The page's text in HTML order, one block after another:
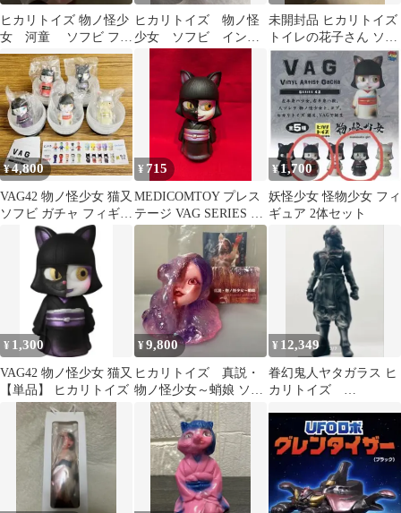
ヒカリトイズ 物ノ怪少
女 河童 ソフビ フィ
ギュア sofvi
ヒカリトイズ 物ノ怪
少女 ソフビ インデ
未開封品 ヒカリトイズ
トイレの花子さん ソフ
ビ スーフェス お化け
¥4,800
VAG42 物ノ怪少女 猫又
ソフビ ガチャ フィギュ
ア 全5種セット
¥ 715
MEDICOMTOY プレス
テージ VAG SERIES 42
ヒカリトイズ 物ノ怪少
女 猫又 着物黒
¥ 1,700
妖怪少女 怪物少女 フィ
ギュア 2体セット
¥ 1,300
VAG42 物ノ怪少女 猫又
【単品】 ヒカリトイズ
¥9,800
ヒカリトイズ 真説・
物ノ怪少女～蛸娘 ソフ
ビ フィギュア
¥ 12,349
眷幻鬼人ヤタガラス ヒ
カリトイズ